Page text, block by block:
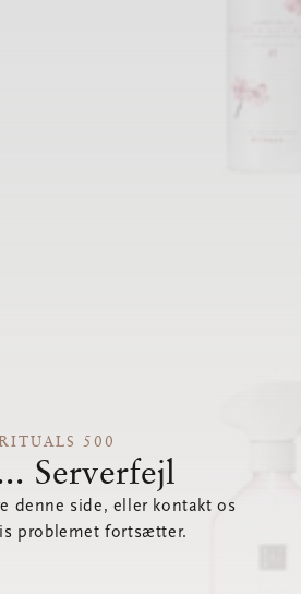
500
Serverfejl
denne side, eller kontakt os
problemet fortsætter.